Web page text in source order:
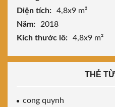
Diện tích:
4,8x9 m²
Năm:
2018
Kích thước lô:
4,8x9 m²
THẺ
cong quynh